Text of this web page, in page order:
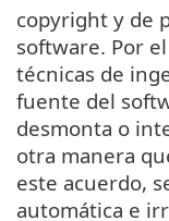
copyright y de
software. Por
técnicas de
fuente del
desmonta o
otra manera
este acuerdo,
automática e